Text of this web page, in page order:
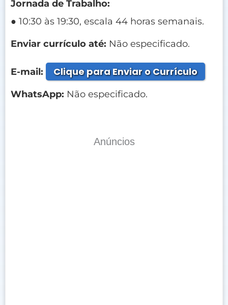
Jornada de Trabalho:
● 10:30 às 19:30, escala 44 horas semanais.
Enviar currículo até: Não especificado.
E-mail: Clique para Enviar o Currículo
WhatsApp: Não especificado.
Anúncios